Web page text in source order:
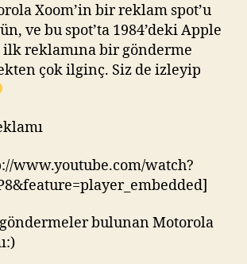
Xoom’in bir reklam spot’u
ve bu spot’ta 1984’deki Apple
ilk reklamına bir gönderme
çok ilginç. Siz de izleyip
www.youtube.com/watch?
bulunan Motorola